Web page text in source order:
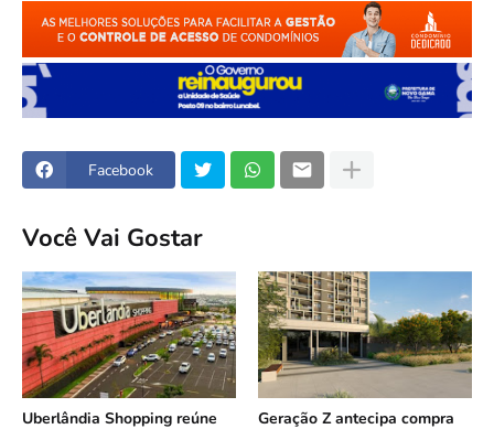
Facebook
Você Vai Gostar
Uberlândia Shopping reúne
Geração Z antecipa compra